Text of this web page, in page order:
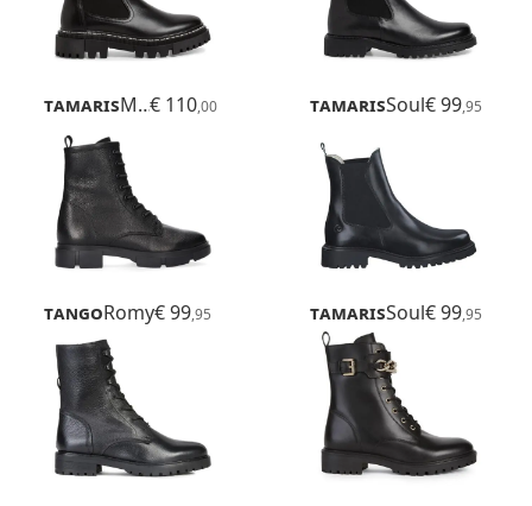
Tamaris Mandala€ 110,00 TamarisSoul€ 99,95
TangoRomy€ 99,95 TamarisSoul€ 99,95